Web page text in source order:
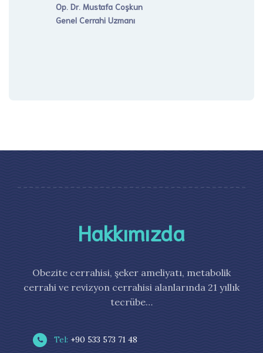
Op. Dr. Mustafa Coşkun
Genel Cerrahi Uzmanı
Hakkımızda
Obezite cerrahisi, şeker ameliyatı, metabolik
cerrahi ve revizyon cerrahisi alanlarında 21 yıllık
tecrübe…
Tel: +90 533 573 71 48